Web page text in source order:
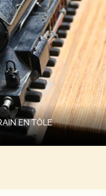
21/04/24 - DINKY